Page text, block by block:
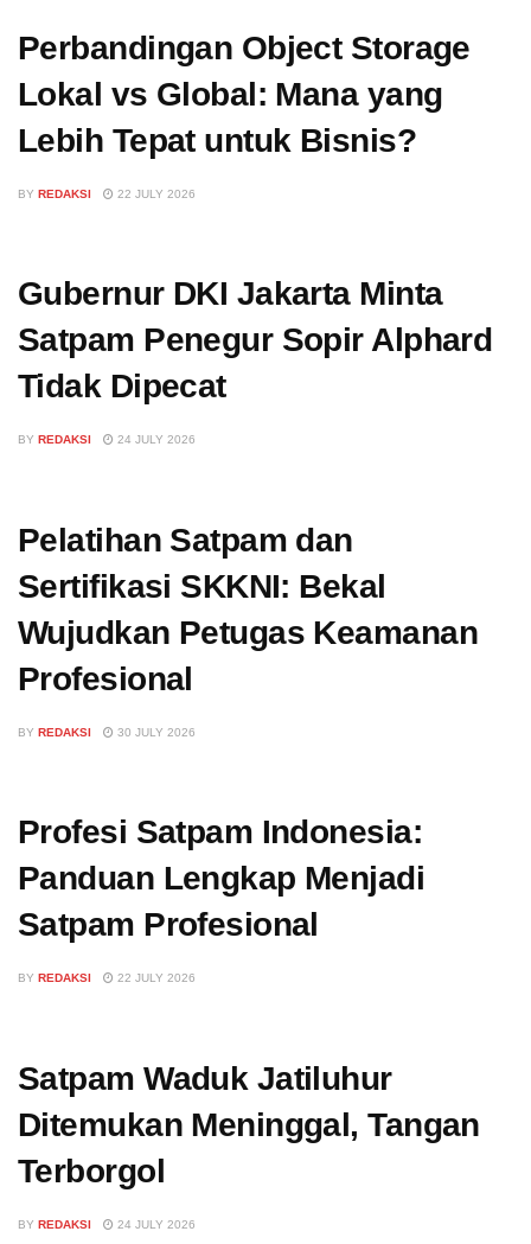
Perbandingan Object Storage
Lokal vs Global: Mana yang
Lebih Tepat untuk Bisnis?
BY REDAKSI 22 JULY 2026
Gubernur DKI Jakarta Minta
Satpam Penegur Sopir Alphard
Tidak Dipecat
BY REDAKSI 24 JULY 2026
Pelatihan Satpam dan
Sertifikasi SKKNI: Bekal
Wujudkan Petugas Keamanan
Profesional
BY REDAKSI 30 JULY 2026
Profesi Satpam Indonesia:
Panduan Lengkap Menjadi
Satpam Profesional
BY REDAKSI 22 JULY 2026
Satpam Waduk Jatiluhur
Ditemukan Meninggal, Tangan
Terborgol
BY REDAKSI 24 JULY 2026